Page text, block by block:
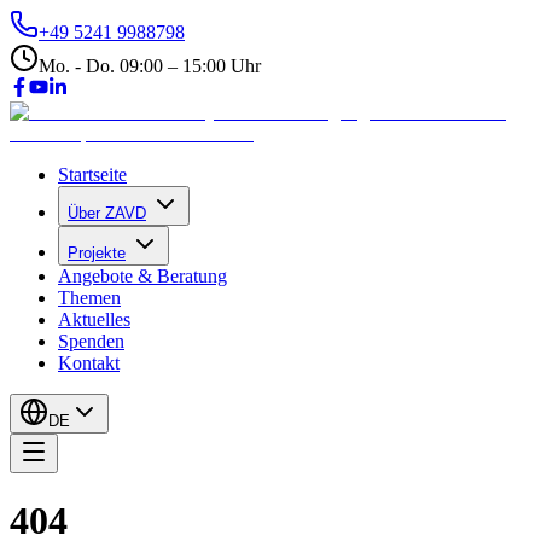
+49 5241 9988798
Mo. - Do. 09:00 – 15:00 Uhr
Startseite
Über ZAVD
Projekte
Angebote & Beratung
Themen
Aktuelles
Spenden
Kontakt
DE
404